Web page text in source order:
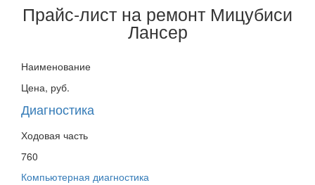
Прайс-лист на ремонт Мицубиси
Лансер
Наименование
Цена, руб.
Диагностика
Ходовая часть
760
Компьютерная диагностика